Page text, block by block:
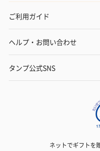
ご利用ガイド
ヘルプ・お問い合わせ
タンプ公式SNS
ネットでギフトを